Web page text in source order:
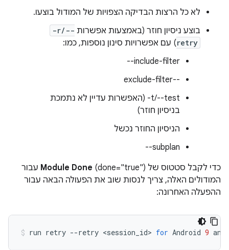
לא כל הרצות הבדיקה הצפויות של המודול בוצעו.
בוצע ניסיון חוזר (באמצעות אפשרות -r/--
retry) עם אפשרויות סינון נוספות, כמו:
‫‎--include-filter
‫--exclude-filter
‫‎-t/--test (האפשרות עדיין לא נתמכת
בניסיון חוזר)
הניסיון החוזר נכשל
‫‎--subplan
כדי לקבל סטטוס של
Module Done (done="true") עבור
המודולים האלה, צריך לנסות שוב את הפעולה הבאה עבור
ההפעלה האחרונה:
run retry --retry <session_id> for Android 9 and